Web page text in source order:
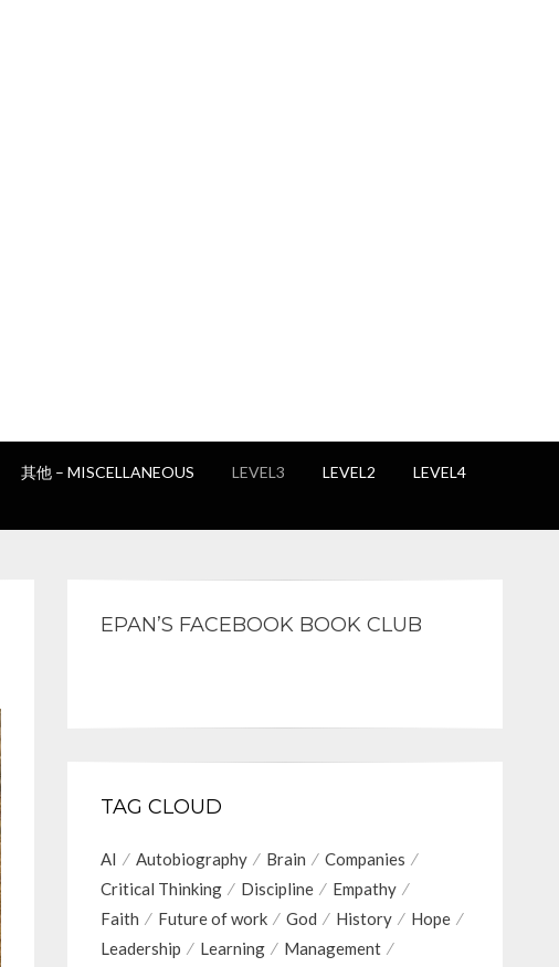
其他 – MISCELLANEOUS LEVEL3 LEVEL2
LEVEL4
EPAN’S FACEBOOK BOOK CLUB
TAG CLOUD
AI Autobiography Brain
Companies
Critical Thinking
Discipline
Empathy
Faith
Future of work God History
Hope
Leadership
Learning
Management